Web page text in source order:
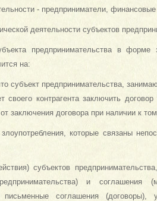
- предприниматели, финансовые
деятельности субъектов
предпринимательства в
на:
субъект предпринимательства,
своего контрагента заключить
заключения договора при наличии к
которые связаны
субъектов
и соглашения
соглашения (договоры),